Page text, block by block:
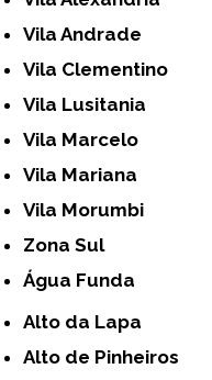
Vila Andrade
Vila Clementino
Vila Lusitania
Vila Marcelo
Vila Mariana
Vila Morumbi
Zona Sul
Água Funda
Alto da Lapa
Alto de Pinheiros